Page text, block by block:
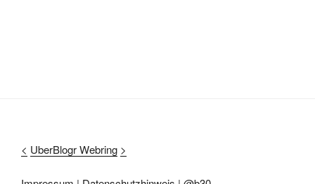
< UberBlogr Webring >